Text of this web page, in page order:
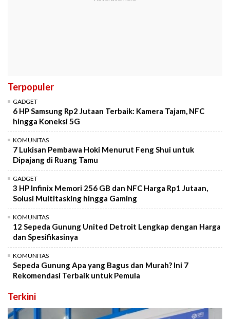
Terpopuler
GADGET
6 HP Samsung Rp2 Jutaan Terbaik: Kamera Tajam, NFC
hingga Koneksi 5G
KOMUNITAS
7 Lukisan Pembawa Hoki Menurut Feng Shui untuk
Dipajang di Ruang Tamu
GADGET
3 HP Infinix Memori 256 GB dan NFC Harga Rp1 Jutaan,
Solusi Multitasking hingga Gaming
KOMUNITAS
12 Sepeda Gunung United Detroit Lengkap dengan Harga
dan Spesifikasinya
KOMUNITAS
Sepeda Gunung Apa yang Bagus dan Murah? Ini 7
Rekomendasi Terbaik untuk Pemula
Terkini